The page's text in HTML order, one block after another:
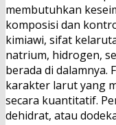
membutuhkan
komposisi dan
kimiawi, sifat
natrium, hidrogen,
berada di dalamnya.
karakter larut yang
secara kuantitatif.
dehidrat, atau